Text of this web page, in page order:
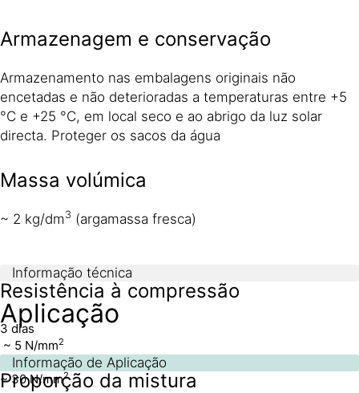
Armazenagem e conservação
Armazenamento nas embalagens originais não
encetadas e não deterioradas a temperaturas entre +5
°C e +25 °C, em local seco e ao abrigo da luz solar
directa. Proteger os sacos da água
Massa volúmica
~ 2 kg/dm3 (argamassa fresca)
Informação técnica
Resistência à compressão
3 dias
~ 5 N/mm2
28 dias
~ 30 N/mm2
Aplicação
Informação de Aplicação
Proporção da mistura